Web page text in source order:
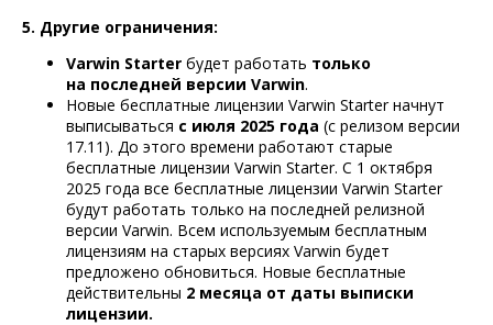
5. Другие ограничения:
Varwin Starter будет работать только
на последней версии Varwin.
Новые бесплатные лицензии Varwin Starter начнут
выписываться с июля 2025 года (с релизом версии
17.11). До этого времени работают старые
бесплатные лицензии Varwin Starter. С 1 октября
2025 года все бесплатные лицензии Varwin Starter
будут работать только на последней релизной
версии Varwin. Всем используемым бесплатным
лицензиям на старых версиях Varwin будет
предложено обновиться. Новые бесплатные
действительны 2 месяца от даты выписки
лицензии.